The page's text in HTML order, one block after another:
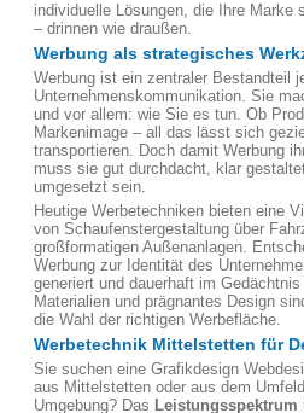
individuelle Lösungen, die Ihre Marke
– drinnen wie draußen.
Werbung als strategisches
Werbung ist ein zentraler Bestandteil
Unternehmenskommunikation. Sie
und vor allem: wie Sie es tun. Ob
Markenimage – all das lässt sich
transportieren. Doch damit Werbung
muss sie gut durchdacht, klar
umgesetzt sein.
Heutige Werbetechniken bieten eine
von Schaufenstergestaltung über
großformatigen Außenanlagen.
Werbung zur Identität des
generiert und dauerhaft im
Materialien und prägnantes Design
die Wahl der richtigen Werbefläche.
Werbetechnik Mittelstetten für
Sie suchen eine Grafikdesign
aus Mittelstetten oder aus dem
Umgebung? Das Leistungsspektrum